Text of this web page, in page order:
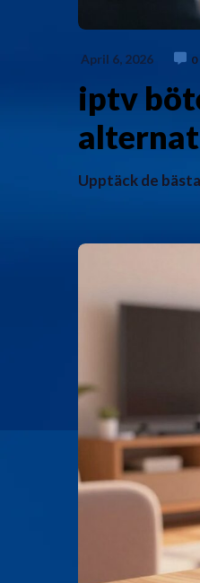
April 6, 2026 0
iptv
Upptäck de